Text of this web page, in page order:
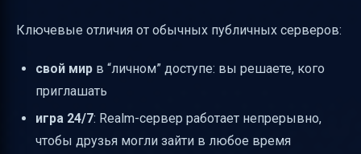
Ключевые отличия от обычных публичных серверов:
свой мир в “личном” доступе: вы решаете, кого
приглашать
игра 24/7: Realm-сервер работает непрерывно,
чтобы друзья могли зайти в любое время